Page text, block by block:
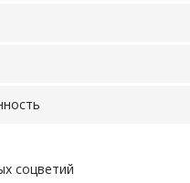
соцветий